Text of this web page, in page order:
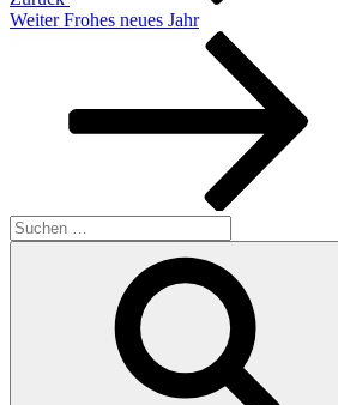
Nächster
Weiter Frohes neues Jahr
Suchen
nach: